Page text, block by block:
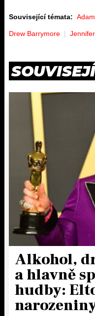
Související témata:
Drew Barrymore
Alkohol,
a hlavně
hudby: